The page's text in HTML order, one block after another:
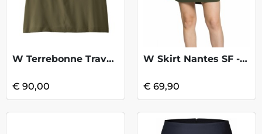
W Terrebonne Traveler Skort - BasinGreen
€ 90,00
W Skirt Nantes SF - Deep Depths
€ 69,90